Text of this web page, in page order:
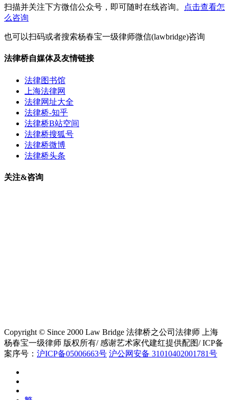
扫描并关注下方微信公众号，即可随时在线咨询。
点击查看怎
么咨询
也可以扫码或者搜索杨春宝一级律师微信(lawbridge)咨询
法律桥自媒体及友情链接
法律图书馆
上海法律网
法律网址大全
法律桥-知乎
法律桥B站空间
法律桥搜狐号
法律桥微博
法律桥头条
关注&咨询
Copyright © Since 2000 Law Bridge 法律桥之公司法律师 上海
杨春宝一级律师 版权所有/ 感谢艺术家代建红提供配图/ ICP备
案序号： 沪ICP备05006663号 沪公网安备 31010402001781号